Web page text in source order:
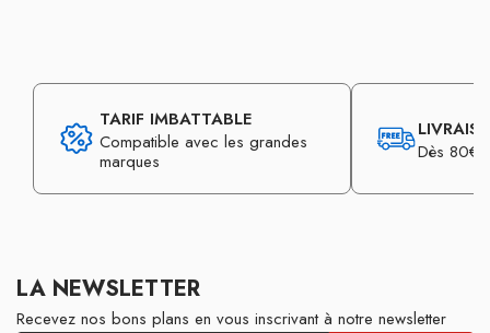
TARIF IMBATTABLE
Compatible avec les grandes
marques
Dès 80€
LA NEWSLETTER
Recevez nos bons plans en vous inscrivant à notre newsletter